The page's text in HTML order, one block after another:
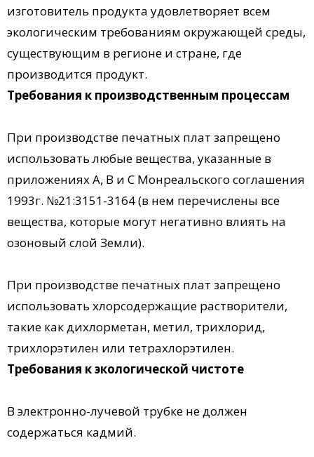
изготовитель продукта удовлетворяет всем
экологическим требованиям окружающей среды,
существующим в регионе и стране, где
производится продукт.
Требования к производственным процессам
При производстве печатных плат запрещено
использовать любые вещества, указанные в
приложениях A, B и C Монреальского соглашения
1993г. №21:3151-3164 (в нем перечислены все
вещества, которые могут негативно влиять на
озоновый слой Земли).
При производстве печатных плат запрещено
использовать хлорсодержащие растворители,
такие как дихлорметан, метил, трихлорид,
трихлорэтилен или тетрахлорэтилен.
Требования к экологической чистоте
В электронно-лучевой трубке не должен
содержаться кадмий.